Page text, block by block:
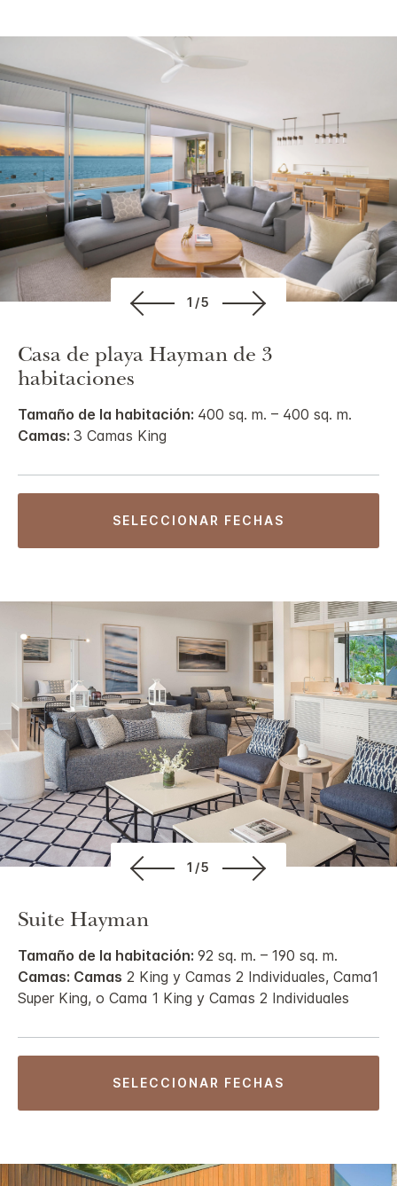
1/5
Casa de playa Hayman de 3
habitaciones
Tamaño de la habitación: 400 sq. m. – 400 sq. m.
Camas: 3 Camas King
SELECCIONAR FECHAS
1/5
Suite Hayman
Tamaño de la habitación: 92 sq. m. – 190 sq. m.
Camas: Camas 2 King y Camas 2 Individuales, Cama1
Super King, o Cama 1 King y Camas 2 Individuales
SELECCIONAR FECHAS